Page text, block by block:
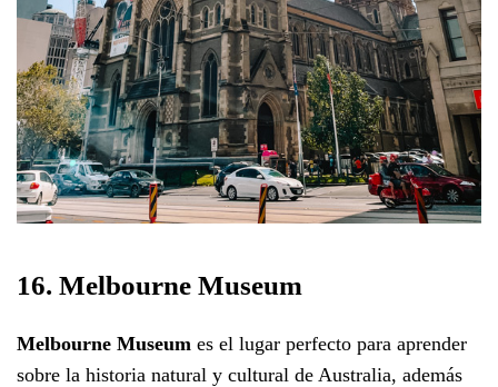
16. Melbourne Museum
Melbourne Museum es el lugar perfecto para aprender
sobre la historia natural y cultural de Australia, además